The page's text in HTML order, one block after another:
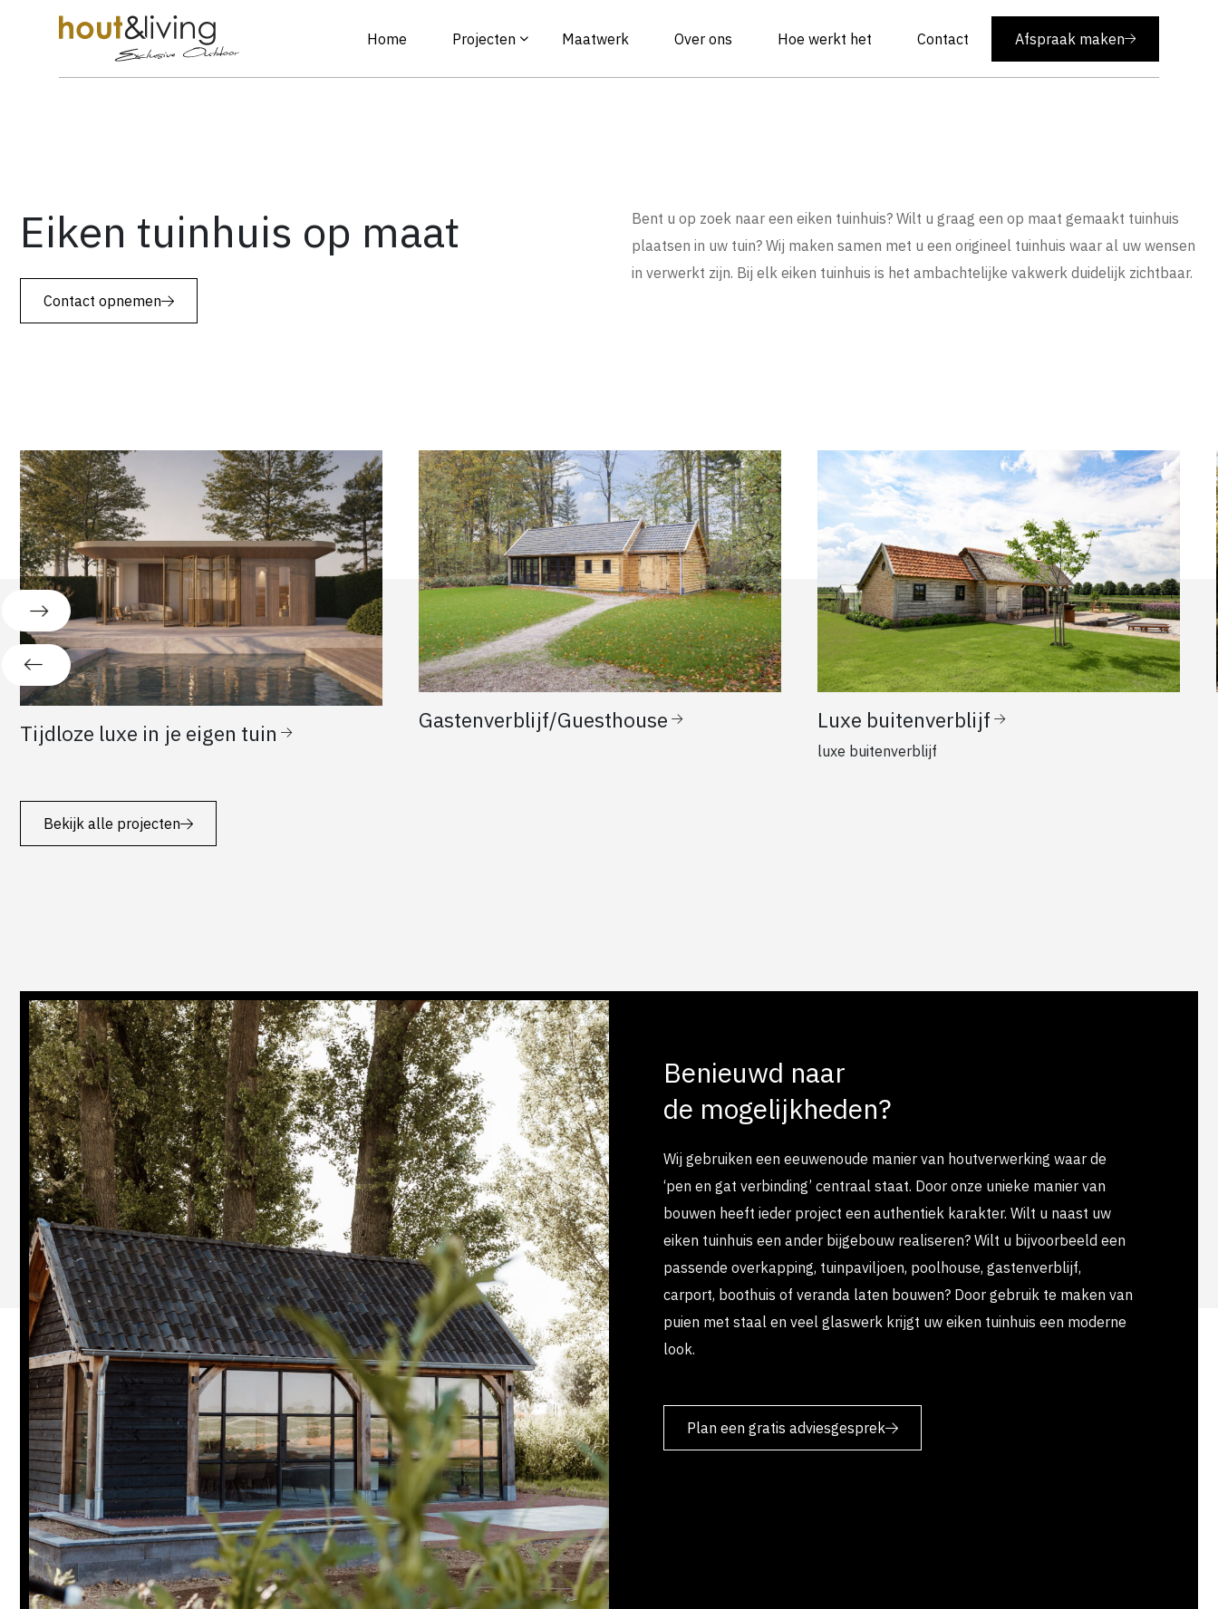
Home Projecten Maatwerk Over ons Hoe werkt het Contact Afspraak maken
Eiken tuinhuis op maat
Contact opnemen
Bent u op zoek naar een eiken tuinhuis? Wilt u graag een op maat gemaakt tuinhuis
plaatsen in uw tuin? Wij maken samen met u een origineel tuinhuis waar al uw wensen
in verwerkt zijn. Bij elk eiken tuinhuis is het ambachtelijke vakwerk duidelijk zichtbaar.
Tijdloze luxe in je eigen tuin
Gastenverblijf/Guesthouse Luxe buitenverblijf
luxe buitenverblijf
Bekijk alle projecten
Benieuwd naar
de mogelijkheden?
Wij gebruiken een eeuwenoude manier van houtverwerking waar de
‘pen en gat verbinding’ centraal staat. Door onze unieke manier van
bouwen heeft ieder project een authentiek karakter. Wilt u naast uw
eiken tuinhuis een ander bijgebouw realiseren? Wilt u bijvoorbeeld een
passende overkapping, tuinpaviljoen, poolhouse, gastenverblijf,
carport, boothuis of veranda laten bouwen? Door gebruik te maken van
puien met staal en veel glaswerk krijgt uw eiken tuinhuis een moderne
look.
Plan een gratis adviesgesprek